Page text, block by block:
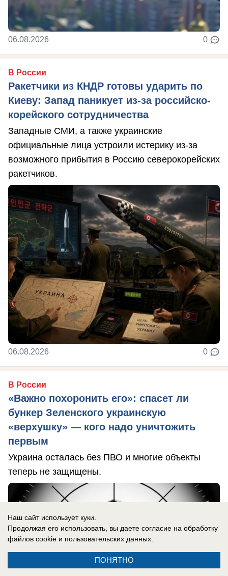
06.08.2026 0
В России
Ракетчики из КНДР готовы ударить по
Киеву: Запад паникует из-за российско-
корейского сотрудничества
Западные СМИ, а также украинские
официальные лица устроили истерику из-за
возможного прибытия в Россию северокорейских
ракетчиков.
06.08.2026 0
В России
«Важно похоронить его»: спасет ли
бункер Зеленского украинскую
«верхушку» — кого надо уничтожить
первым
Украина осталась без ПВО и многие объекты
теперь не защищены.
Наш сайт использует куки.
Продолжая его использовать, вы даете согласие на обработку
файлов cookie и пользовательских данных.
ПОНЯТНО